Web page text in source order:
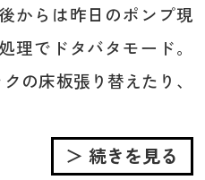
からは昨日のポンプ現
理でドタバタモード。
の床板張り替えたり、
＞ 続きを見る